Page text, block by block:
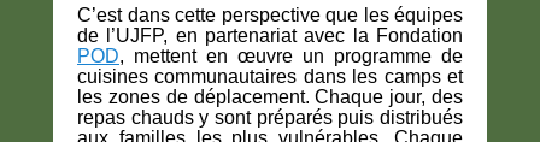
C’est dans cette perspective que les équipes
de l’UJFP, en partenariat avec la Fondation
POD, mettent en œuvre un programme de
cuisines communautaires dans les camps et
les zones de déplacement. Chaque jour, des
repas chauds y sont préparés puis distribués